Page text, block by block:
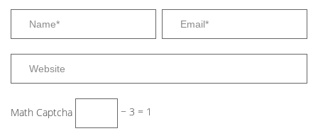
Math Captcha − 3 = 1